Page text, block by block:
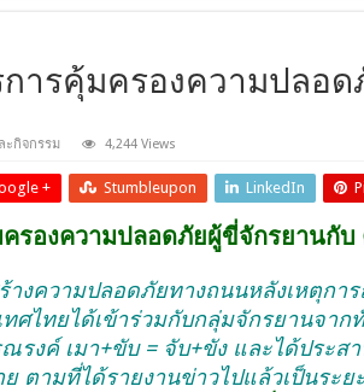
ารคุ้มครองความปลอ
ะกิจกรรม 4,244 Views
+ Stumbleupon LinkedIn
รองความปลอดภัยผู้ขี่จักรยานกับ
างความปลอดภัยทางถนนหลังเหตุก
ศไทยได้เข้าร่วมกับกลุ่มจักรยานจา
รงค์ เมา+ขับ = จับ+ขัง และได้ประส
ย ตามที่ได้รายงานข่าวไปแล้วเป็นร